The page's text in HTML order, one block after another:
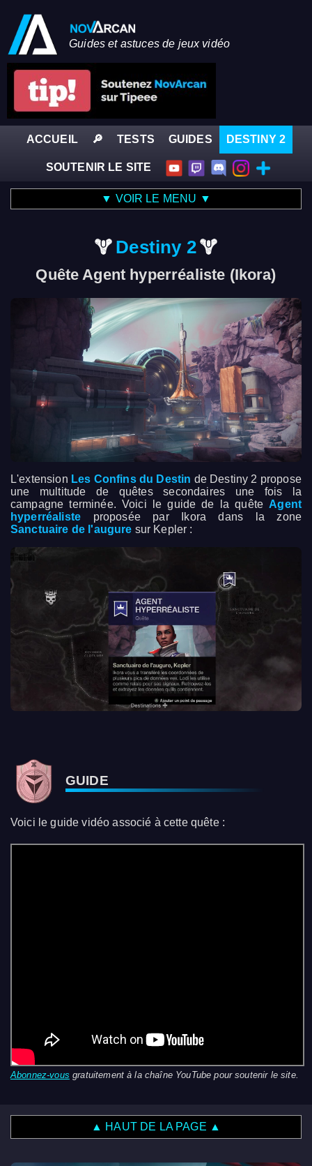
Guides et astuces de jeux vidéo
ACCUEIL 🔎 TESTS GUIDES DESTINY 2
SOUTENIR LE SITE
▼ VOIR LE MENU ▼
Destiny 2
Quête Agent hyperréaliste (Ikora)
L'extension Les Confins du Destin de Destiny 2 propose
une multitude de quêtes secondaires une fois la
campagne terminée. Voici le guide de la quête Agent
hyperréaliste proposée par Ikora dans la zone
Sanctuaire de l'augure sur Kepler :
GUIDE
Voici le guide vidéo associé à cette quête :
Abonnez-vous gratuitement à la chaîne YouTube pour soutenir le site.
▲ HAUT DE LA PAGE ▲